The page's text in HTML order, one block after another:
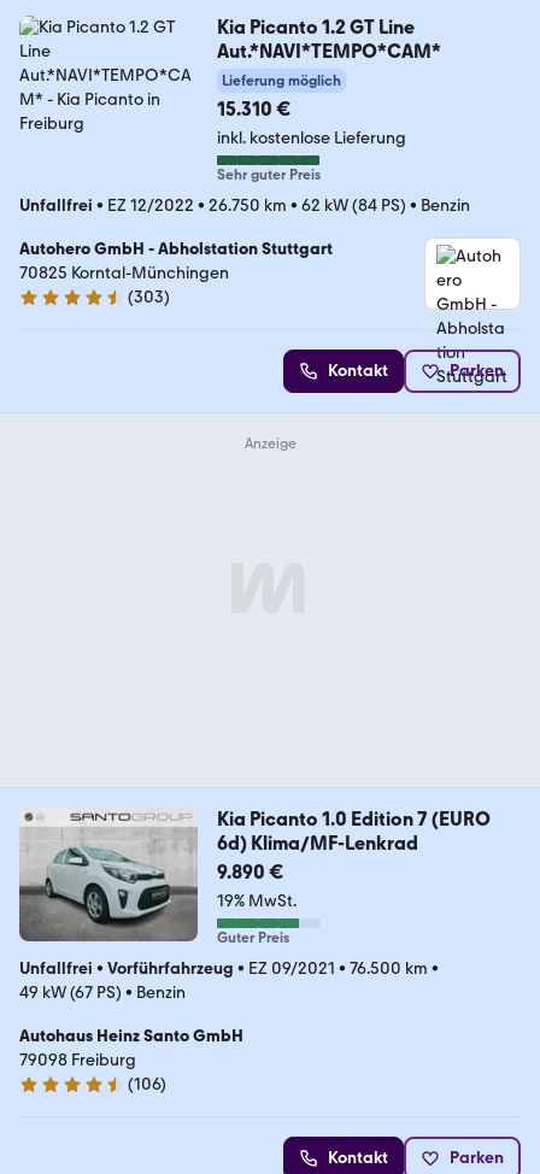
Kia Picanto 1.2 GT Line
Aut.*NAVI*TEMPO*CAM*
Lieferung möglich
15.310 €
inkl. kostenlose Lieferung
Sehr guter Preis
Unfallfrei • EZ 12/2022 • 26.750 km • 62 kW (84 PS) • Benzin
Autohero GmbH - Abholstation Stuttgart
70825 Korntal-Münchingen
4.4 Sterne
(303)
Kontakt Parken
Kia Picanto 1.0 Edition 7 (EURO
6d) Klima/MF-Lenkrad
9.890 €
19% MwSt.
Guter Preis
Unfallfrei • Vorführfahrzeug • EZ 09/2021 • 76.500 km •
49 kW (67 PS) • Benzin
Autohaus Heinz Santo GmbH
79098 Freiburg
4.5 Sterne
(106)
Kontakt Parken